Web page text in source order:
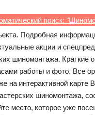
поиск:
Подробная
акции и
шиномонтажа. Краткие
работы и фото. Все
на интерактивной карте
шиномонтажа,
место, которое уже